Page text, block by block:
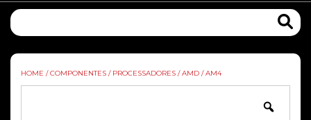
HOME / COMPONENTES / PROCESSADORES / AMD / AM4